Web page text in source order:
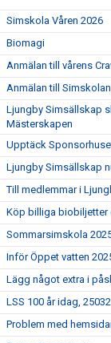
Simskola Våren 2026
Biomagi
Anmälan till vårens
Anmälan till
Ljungby Simsällskap
Mästerskapen
Upptäck
Ljungby Simsällskap
Till medlemmar i
Köp billiga
Sommarsimskola
Inför Öppet vatten
Lägg något extra i
LSS 100 år idag,
Problem med